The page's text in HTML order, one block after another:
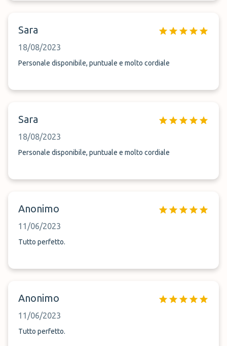
Sara
18/08/2023
Personale disponibile, puntuale e molto cordiale
Sara
18/08/2023
Personale disponibile, puntuale e molto cordiale
Anonimo
11/06/2023
Tutto perfetto.
Anonimo
11/06/2023
Tutto perfetto.